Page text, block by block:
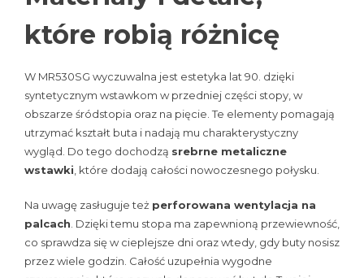
które robią różnicę
W MR530SG wyczuwalna jest estetyka lat 90. dzięki
syntetycznym wstawkom w przedniej części stopy, w
obszarze śródstopia oraz na pięcie. Te elementy pomagają
utrzymać kształt buta i nadają mu charakterystyczny
wygląd. Do tego dochodzą srebrne metaliczne
wstawki, które dodają całości nowoczesnego połysku.
Na uwagę zasługuje też perforowana wentylacja na
palcach . Dzięki temu stopa ma zapewnioną przewiewność,
co sprawdza się w cieplejsze dni oraz wtedy, gdy buty nosisz
przez wiele godzin. Całość uzupełnia wygodne